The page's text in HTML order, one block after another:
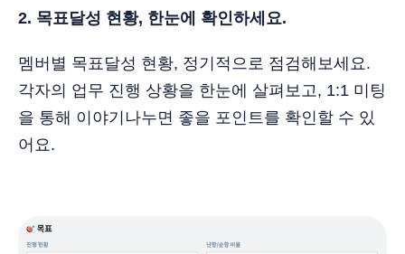
2. 목표달성 현황, 한눈에 확인하세요.
멤버별 목표달성 현황, 정기적으로 점검해보세요.
각자의 업무 진행 상황을 한눈에 살펴보고, 1:1 미팅
을 통해 이야기나누면 좋을 포인트를 확인할 수 있
어요.